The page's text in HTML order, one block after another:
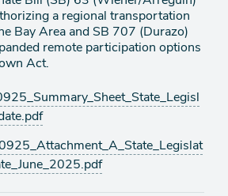
a regional transportation
Bay Area and SB 707 (Durazo)
remote participation options
Act.